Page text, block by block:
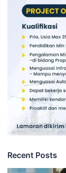
Recent Posts